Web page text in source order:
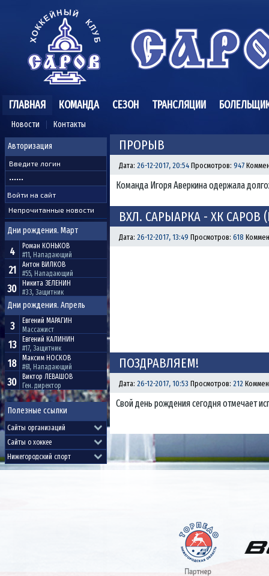
ГЛАВНАЯ
Новости Контакты
КОМАНДА СЕЗОН ТРАНСЛЯЦИИ
Авторизация
Непрочитанные новости
Дни рождения. Март
4 Роман КОНЬКОВ
#11, Нападающий
21 Антон ВИЛКОВ
#55, Нападающий
30 Никита ЗЕЛЕНИН
#33, Защитник
Дни рождения. Апрель
3 Евгений МАРАГИН
Массажист
13 Евгений КАЛИНИН
#17, Защитник
18 Максим НОСКОВ
#61, Нападающий
30 Виктор ЛЕВАШОВ
Ген. директор
Полезные ссылки
ПРОРЫВ
Дата: 26-12-2017, 20:54 Просмотров: 947
Команда Игоря Аверкина одержала
ВХЛ. САРЫАРКА - ХК САРОВ
Дата: 26-12-2017, 13:49 Просмотров: 618
ПОЗДРАВЛЯЕМ!
Дата: 26-12-2017, 10:53 Просмотров: 212
Свой день рождения сегодня отмечает